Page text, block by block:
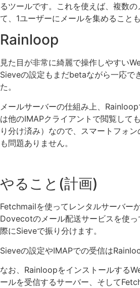
るツールです。これを使えば、複数
て、1ユーザーにメールを集めることも
Rainloop
見た目が非常に綺麗で操作しやすい
Sieveの設定もまだbetaながら一応で
た。
メールサーバーの仕組み上、
は他のIMAPクライアントで閲覧して
り分け済み）なので、スマートフォ
も問題ありません。
やること(計画)
Fetchmailを使ってレンタルサーバー
Dovecotのメール配送サービスを使
際にSieveで振り分けます。
Sieveの設定やIMAPでの受信は
なお、Rainloopをインストールする
ールを受信するサーバー、そして